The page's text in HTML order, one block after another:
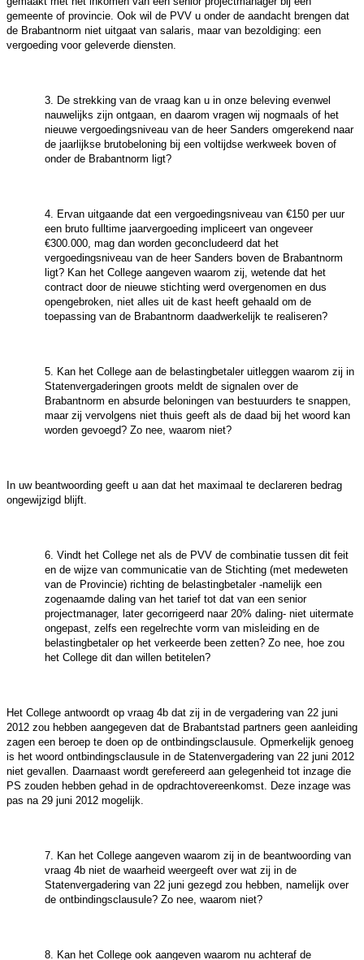
gemeente of provincie. Ook wil de PVV u onder de aandacht brengen dat
de Brabantnorm niet uitgaat van salaris, maar van bezoldiging: een
vergoeding voor geleverde diensten.
3. De strekking van de vraag kan u in onze beleving evenwel
nauwelijks zijn ontgaan, en daarom vragen wij nogmaals of het
nieuwe vergoedingsniveau van de heer Sanders omgerekend naar
de jaarlijkse brutobeloning bij een voltijdse werkweek boven of
onder de Brabantnorm ligt?
4. Ervan uitgaande dat een vergoedingsniveau van €150 per uur
een bruto fulltime jaarvergoeding impliceert van ongeveer
€300.000, mag dan worden geconcludeerd dat het
vergoedingsniveau van de heer Sanders boven de Brabantnorm
ligt? Kan het College aangeven waarom zij, wetende dat het
contract door de nieuwe stichting werd overgenomen en dus
opengebroken, niet alles uit de kast heeft gehaald om de
toepassing van de Brabantnorm daadwerkelijk te realiseren?
5. Kan het College aan de belastingbetaler uitleggen waarom zij in
Statenvergaderingen groots meldt de signalen over de
Brabantnorm en absurde beloningen van bestuurders te snappen,
maar zij vervolgens niet thuis geeft als de daad bij het woord kan
worden gevoegd? Zo nee, waarom niet?
In uw beantwoording geeft u aan dat het maximaal te declareren bedrag
ongewijzigd blijft.
6. Vindt het College net als de PVV de combinatie tussen dit feit
en de wijze van communicatie van de Stichting (met medeweten
van de Provincie) richting de belastingbetaler -namelijk een
zogenaamde daling van het tarief tot dat van een senior
projectmanager, later gecorrigeerd naar 20% daling- niet uitermate
ongepast, zelfs een regelrechte vorm van misleiding en de
belastingbetaler op het verkeerde been zetten? Zo nee, hoe zou
het College dit dan willen betitelen?
Het College antwoordt op vraag 4b dat zij in de vergadering van 22 juni
2012 zou hebben aangegeven dat de Brabantstad partners geen aanleiding
zagen een beroep te doen op de ontbindingsclausule. Opmerkelijk genoeg
is het woord ontbindingsclausule in de Statenvergadering van 22 juni 2012
niet gevallen. Daarnaast wordt gerefereerd aan gelegenheid tot inzage die
PS zouden hebben gehad in de opdrachtovereenkomst. Deze inzage was
pas na 29 juni 2012 mogelijk.
7. Kan het College aangeven waarom zij in de beantwoording van
vraag 4b niet de waarheid weergeeft over wat zij in de
Statenvergadering van 22 juni gezegd zou hebben, namelijk over
de ontbindingsclausule? Zo nee, waarom niet?
8. Kan het College ook aangeven waarom nu achteraf de